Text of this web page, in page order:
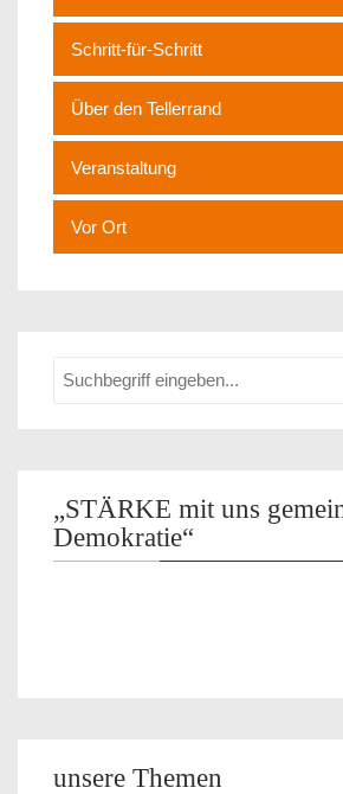
Schritt-für-Schritt
Über den Tellerrand
Veranstaltung
Vor Ort
„STÄRKE mit uns
Demokratie“
unsere Themen